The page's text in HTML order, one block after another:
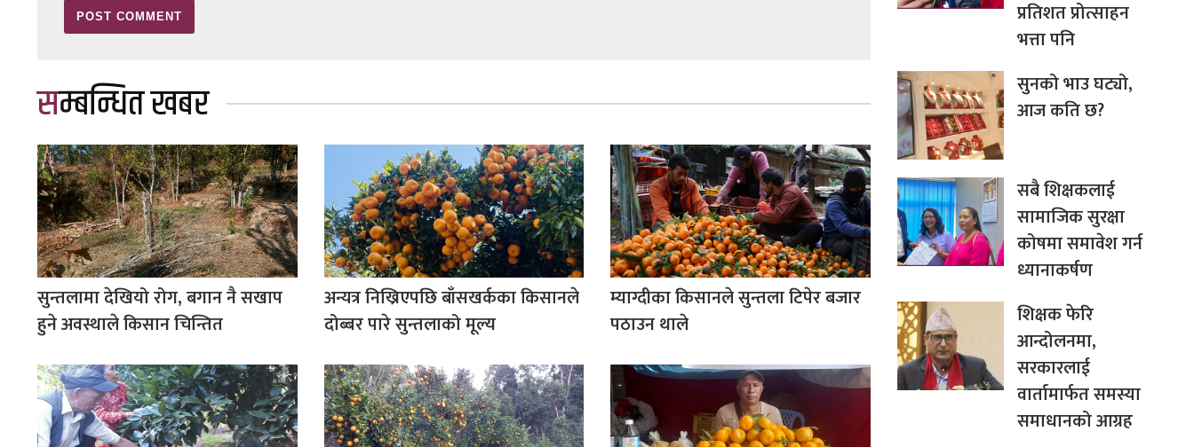
सम्बन्धित खबर
सुन्तलामा देखियो रोग, बगान नै सखाप
हुने अवस्थाले किसान चिन्तित
अन्यत्र निख्रिएपछि बाँसखर्कका किसानले
दोब्बर पारे सुन्तलाको मूल्य
म्याग्दीका किसानले सुन्तला टिपेर बजार
पठाउन थाले
प्रतिशत प्रोत्साहन
भत्ता पनि
सुनको भाउ घट्यो,
आज कति छ?
सबै शिक्षकलाई
सामाजिक सुरक्षा
कोषमा समावेश गर्न
ध्यानाकर्षण
शिक्षक फेरि
आन्दोलनमा,
सरकारलाई
वार्तामार्फत समस्या
समाधानको आग्रह